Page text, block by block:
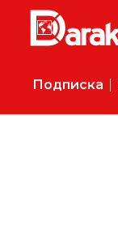
Подписка